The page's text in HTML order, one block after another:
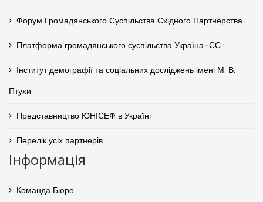
Форум Громадянського Суспільства Східного Партнерства
Платформа громадянського суспільства Україна-ЄС
Інститут демографії та соціальних досліджень імені М. В.
Птухи
Представництво ЮНІСЕФ в Україні
Перелік усіх партнерів
Інформація
Команда Бюро